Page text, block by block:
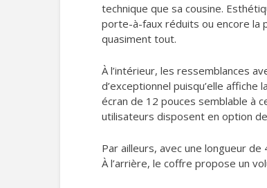
technique que sa cousine.
porte-à-faux réduits ou encore la
quasiment tout.
À l’intérieur, les ressemblances
d’exceptionnel puisqu’elle
écran de 12 pouces semblable à
utilisateurs disposent en option
Par ailleurs, avec une longueur
À l’arrière, le coffre propose un